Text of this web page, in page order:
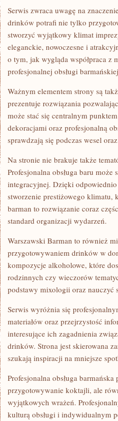
Serwis zwraca uwagę na
drinków potrafi nie tylko
stworzyć wyjątkowy klimat
eleganckie, nowoczesne i
o tym, jak wygląda współpraca z
profesjonalnej obsługi
Ważnym elementem strony są
prezentuje rozwiązania
może stać się centralnym
dekoracjami oraz profesjonalną
sprawdzają się podczas wesel
Na stronie nie brakuje także
Profesjonalna obsługa baru
integracyjnej. Dzięki
stworzenie prestiżowego
barman to rozwiązanie coraz
standard organizacji wydarzeń.
Warszawski Barman to również
przygotowywaniem drinków w
kompozycje alkoholowe, które
rodzinnych czy wieczorów
podstawy mixologii oraz nauczyć
Serwis wyróżnia się
materiałów oraz przejrzystość
interesujące ich zagadnienia
drinków. Strona jest skierowana
szukają inspiracji na mniejsze
Profesjonalna obsługa
przygotowywanie koktajli, ale
wyjątkowych wrażeń.
kulturą obsługi i indywidualnym